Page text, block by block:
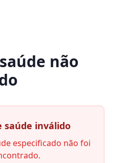
não
saúde inválido
especificado não foi